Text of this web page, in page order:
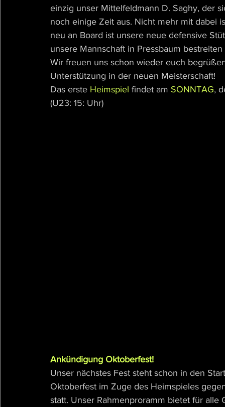
einzig unser Mittelfeldmann D. Saghy, der
noch einige Zeit aus. Nicht mehr mit dabei
neu an Board ist unsere neue defensive
unsere Mannschaft in Pressbaum
Wir freuen uns schon wieder euch
Unterstützung in der neuen Meisterschaft!
Das erste Heimspiel findet am SONNTAG,
(U23: 15: Uhr)
Ankündigung Oktoberfest!
Unser nächstes Fest steht schon in den
Oktoberfest im Zuge des Heimspieles
statt. Unser Rahmenproramm bietet für